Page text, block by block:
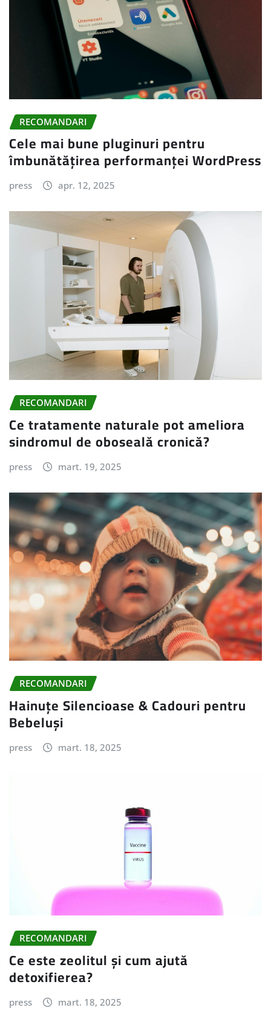
RECOMANDARI
Cele mai bune pluginuri pentru
îmbunătățirea performanței WordPress
press apr. 12, 2025
RECOMANDARI
Ce tratamente naturale pot ameliora
sindromul de oboseală cronică?
press mart. 19, 2025
RECOMANDARI
Hainuțe Silencioase & Cadouri pentru
Bebeluși
press mart. 18, 2025
RECOMANDARI
Ce este zeolitul și cum ajută
detoxifierea?
press mart. 18, 2025